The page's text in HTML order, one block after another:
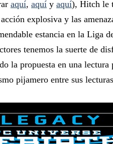
aquí, aquí y aquí), Hitch le
explosiva y las
estancia en la Liga
tenemos la suerte de
la propuesta en una lectura
pijamero entre sus